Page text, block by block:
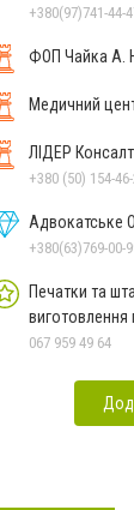
зняття ломки
+380(97)741-44-
ФОП Чайка А.
Медичний
ЛІДЕР
Адвокатське
Печатки та
виготовлення
067 959 49 64